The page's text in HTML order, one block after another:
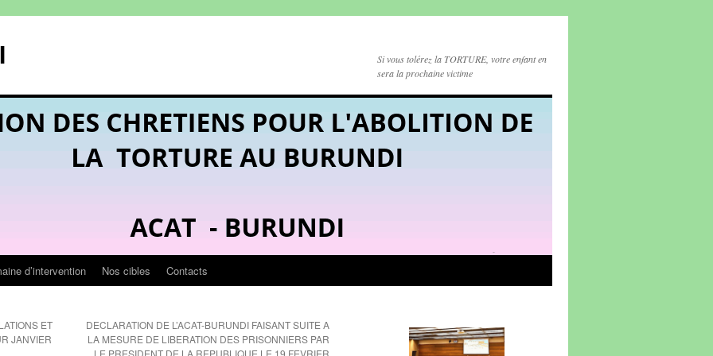
Si vous tolérez la TORTURE, votre enfant en
sera la prochaine victime
d’intervention Nos cibles Contacts
ET
JANVIER
DECLARATION DE L’ACAT-BURUNDI FAISANT SUITE A
LA MESURE DE LIBERATION DES PRISONNIERS PAR
LE PRESIDENT DE LA REPUBLIQUE LE 19 FEVRIER